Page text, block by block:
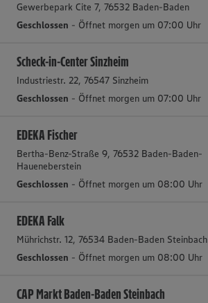
Gewerbepark Cite 7, 76532 Baden-Baden
Geschlossen - Öffnet morgen um 07:00 Uhr
Scheck-in-Center Sinzheim
Industriestr. 22, 76547 Sinzheim
Geschlossen - Öffnet morgen um 07:00 Uhr
EDEKA Fischer
Bertha-Benz-Straße 9, 76532 Baden-Baden-
Haueneberstein
Geschlossen - Öffnet morgen um 08:00 Uhr
EDEKA Falk
Mührichstr. 12, 76534 Baden-Baden Steinbach
Geschlossen - Öffnet morgen um 08:00 Uhr
CAP Markt Baden-Baden Steinbach